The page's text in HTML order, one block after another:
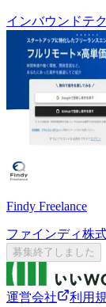
インバウンドテ
Findy Freelance
ファインディ株
募集終了しました
運営会社 利用